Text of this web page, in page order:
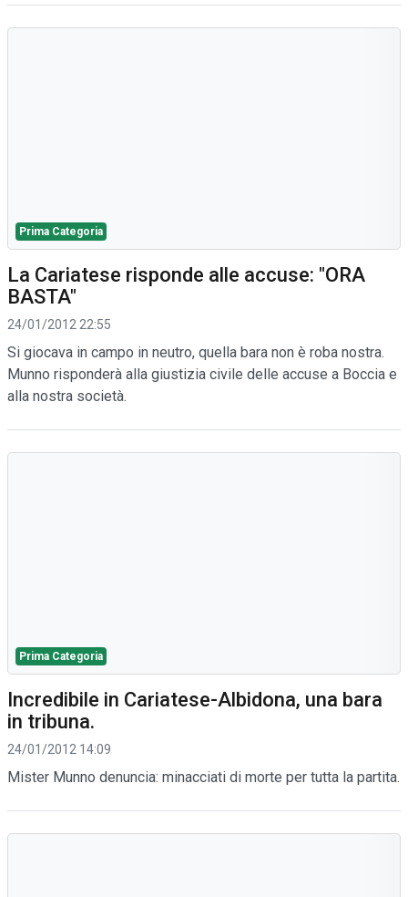
Prima Categoria
La Cariatese risponde alle accuse: "ORA
BASTA"
24/01/2012 22:55
Si giocava in campo in neutro, quella bara non è roba nostra.
Munno risponderà alla giustizia civile delle accuse a Boccia e
alla nostra società.
Prima Categoria
Incredibile in Cariatese-Albidona, una bara
in tribuna.
24/01/2012 14:09
Mister Munno denuncia: minacciati di morte per tutta la partita.